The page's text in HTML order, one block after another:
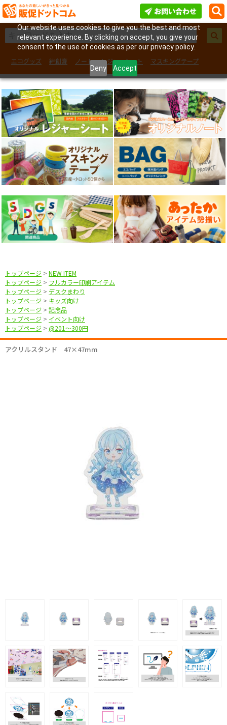
Our website uses cookies to give you the best and most
relevant experience. By clicking on accept, you give your
consent to the use of cookies as per our privacy policy.
Deny Accept
エコグッズ 絆創膏 ノート レジャーシート
マスキングテープ
フェイスシール
トップページ > NEW ITEM
トップページ > フルカラー印刷アイテム
トップページ > デスクまわり
トップページ > キッズ向け
トップページ > 記念品
トップページ > イベント向け
トップページ > @201〜300円
アクリルスタンド 47×47mm